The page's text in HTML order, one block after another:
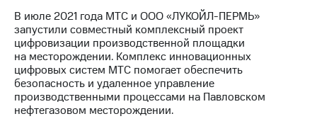
В июле 2021 года МТС и ООО «ЛУКОЙЛ-ПЕРМЬ»
запустили совместный комплексный проект
цифровизации производственной площадки
на месторождении. Комплекс инновационных
цифровых систем МТС помогает обеспечить
безопасность и удаленное управление
производственными процессами на Павловском
нефтегазовом месторождении.